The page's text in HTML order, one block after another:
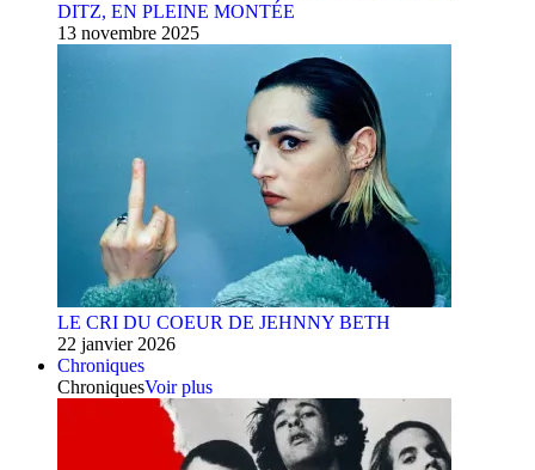
DITZ, EN PLEINE MONTÉE
13 novembre 2025
LE CRI DU COEUR DE JEHNNY BETH
22 janvier 2026
Chroniques
ChroniquesVoir plus